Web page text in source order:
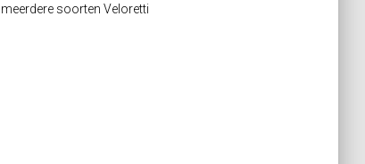
soorten Veloretti